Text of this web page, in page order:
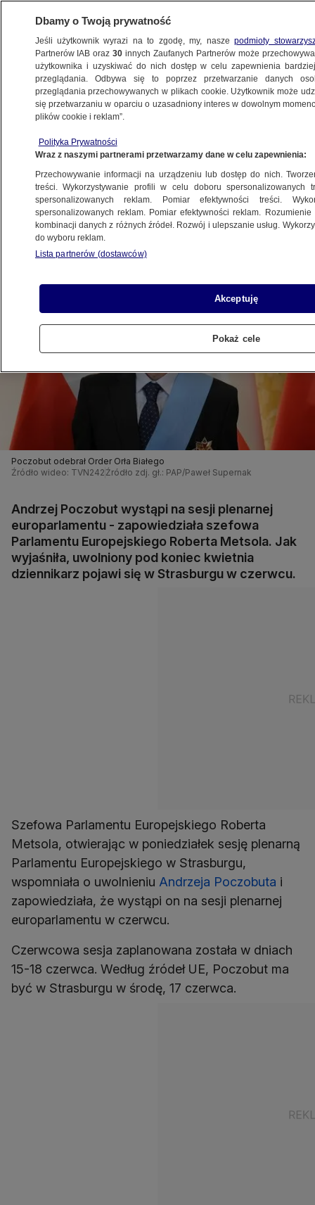
POLSKA
Europejskim. Jest data
Oprac.Kuba Koprzywa
18.05.2026, 17:47
Posłuchaj artykułu
Czyta lektor AI
Poczobut odebrał Order Orła Białego
Źródło wideo: TVN242 Źródło zdj. gł.: PAP/Paweł Supernak
Andrzej Poczobut wystąpi na sesji plenarnej
europarlamentu - zapowiedziała szefowa
Parlamentu Europejskiego Roberta Metsola. Jak
wyjaśniła, uwolniony pod koniec kwietnia
dziennikarz pojawi się w Strasburgu w czerwcu.
Szefowa Parlamentu Europejskiego Roberta
Metsola, otwierając w poniedziałek sesję plenarną
Parlamentu Europejskiego w Strasburgu,
wspomniała o uwolnieniu Andrzeja Poczobuta i
zapowiedziała, że wystąpi on na sesji plenarnej
europarlamentu w czerwcu.
Czerwcowa sesja zaplanowana została w dniach
15-18 czerwca. Według źródeł UE, Poczobut ma
być w Strasburgu w środę, 17 czerwca.
Dbamy o Twoją prywatność
Jeśli użytkownik wyrazi na to zgodę, my, naszepodmioty
Partnerów IAB oraz30 innych Zaufanych Partnerów może
użytkownika i uzyskiwać do nich dostęp w celu zapewnienia
przeglądania. Odbywa się to poprzez przetwarzanie danych
przeglądania przechowywanych w plikach cookie. Użytkownik może
się przetwarzaniu w oparciu o uzasadniony interes w dowolnym
plików cookie i reklam”.
Polityka Prywatności
Wraz z naszymi partnerami przetwarzamy dane w celu zapewnienia:
Przechowywanie informacji na urządzeniu lub dostęp do nich.
treści. Wykorzystywanie profili w celu doboru spersonalizowanych
spersonalizowanych reklam. Pomiar efektywności treści.
spersonalizowanych reklam. Pomiar efektywności reklam.
kombinacji danych z różnych źródeł. Rozwój i ulepszanie usług.
do wyboru reklam.
Lista partnerów (dostawców)
Akceptuję
Pokaż cele